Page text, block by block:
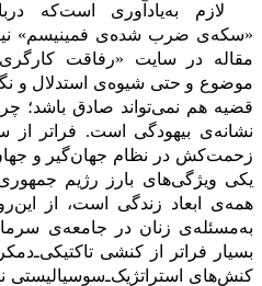
لازم به‌یادآوری است‌که
«سکه‌ی ضرب شده‌ی فمینیسم» نیز
مقاله در سایت «رفاقت
موضوع و حتی شیوه‌ی استدلال و
قضیه هم نمی‌تواند صادق باشد؛
نشانه‌ی بیهودگی است. فراتر
زحمت‌کش در نظام جهان‌گیر و
یکی ویژگی‌های بارز رژیم
همه‌ی ابعاد زندگی است، از
به‌مسئله‌ی زنان در جامعه‌ی
بسیار فراتر از کنشی
کنش‌های استراتژیک‌ـ‌سوسیالیستی